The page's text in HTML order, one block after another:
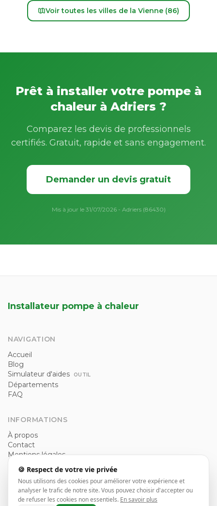
Voir toutes les villes de la Vienne (86)
Prêt à installer votre pompe à
chaleur à Adriers ?
Comparez les devis de professionnels
certifiés. Gratuit, rapide et sans engagement.
Demander un devis gratuit
Mis à jour le 31/07/2026 - Adriers (86430)
Installateur pompe à chaleur
NAVIGATION
Accueil
Blog
Simulateur d'aides
OUTIL
Départements
FAQ
INFORMATIONS
À propos
Contact
Mentions légales
CGU🍪 Respect de votre vie privée
Nous utilisons des cookies pour améliorer votre expérience et
analyser le trafic de notre site. Vous pouvez choisir d'accepter ou
de refuser les cookies non essentiels. En savoir plus